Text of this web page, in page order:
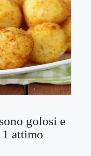
golosi e
attimo